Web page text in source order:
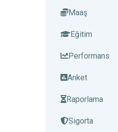
Maaş
Eğitim
Performans
Anket
Raporlama
Sigorta